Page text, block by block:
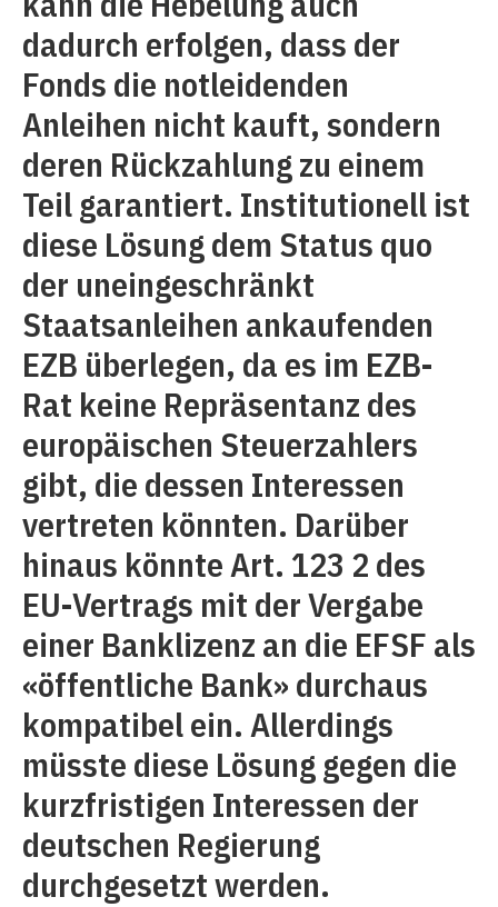
dadurch erfolgen, dass der
Fonds die notleidenden
Anleihen nicht kauft, sondern
deren Rückzahlung zu einem
Teil garantiert. Institutionell ist
diese Lösung dem Status quo
der uneingeschränkt
Staatsanleihen ankaufenden
EZB überlegen, da es im EZB-
Rat keine Repräsentanz des
europäischen Steuerzahlers
gibt, die dessen Interessen
vertreten könnten. Darüber
hinaus könnte Art. 123 2 des
EU-Vertrags mit der Vergabe
einer Banklizenz an die EFSF als
«öffentliche Bank» durchaus
kompatibel ein. Allerdings
müsste diese Lösung gegen die
kurzfristigen Interessen der
deutschen Regierung
durchgesetzt werden.